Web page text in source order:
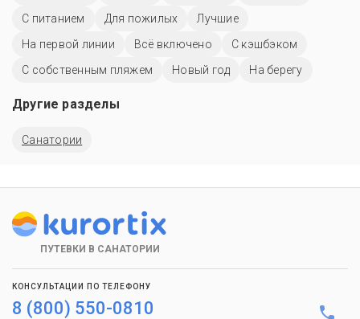
С питанием
Для пожилых
Лучшие
На первой линии
Всё включено
С кэшбэком
С собственным пляжем
Новый год На берегу
Другие разделы
Санатории
ПУТЕВКИ В САНАТОРИИ
КОНСУЛЬТАЦИИ ПО ТЕЛЕФОНУ
8 (800) 550-0810